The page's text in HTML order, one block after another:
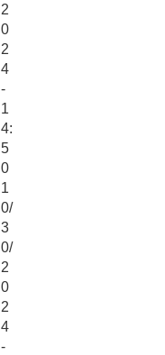
2
0
2
4
-
1
4:
5
0
1
0/
3
0/
2
0
2
4
-